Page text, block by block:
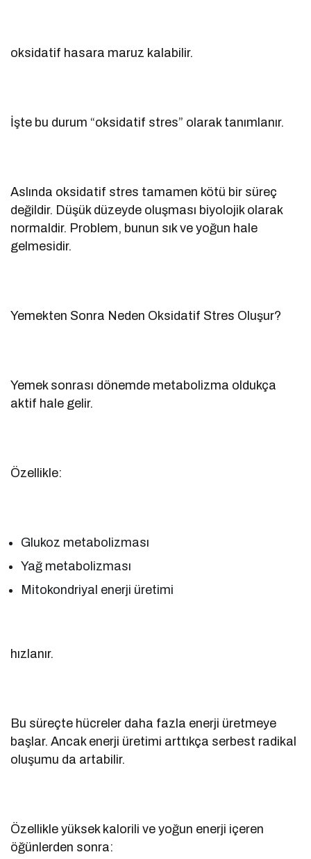
oksidatif hasara maruz kalabilir.
İşte bu durum “oksidatif stres” olarak tanımlanır.
Aslında oksidatif stres tamamen kötü bir süreç
değildir. Düşük düzeyde oluşması biyolojik olarak
normaldir. Problem, bunun sık ve yoğun hale
gelmesidir.
Yemekten Sonra Neden Oksidatif Stres Oluşur?
Yemek sonrası dönemde metabolizma oldukça
aktif hale gelir.
Özellikle:
Glukoz metabolizması
Yağ metabolizması
Mitokondriyal enerji üretimi
hızlanır.
Bu süreçte hücreler daha fazla enerji üretmeye
başlar. Ancak enerji üretimi arttıkça serbest radikal
oluşumu da artabilir.
Özellikle yüksek kalorili ve yoğun enerji içeren
öğünlerden sonra: